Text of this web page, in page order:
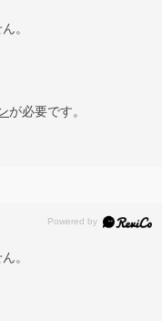
。
が必要です。
。